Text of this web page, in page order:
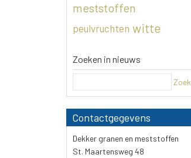
meststoffen
peulvruchten witte
Zoeken in nieuws
Zoek
Contactgegevens
Dekker granen en meststoffen
St. Maartensweg 48